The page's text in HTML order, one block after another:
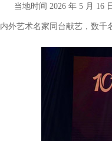
当地时间 2026 年 5 月 16
内外艺术名家同台献艺，数千